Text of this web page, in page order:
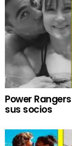
Power
sus socios